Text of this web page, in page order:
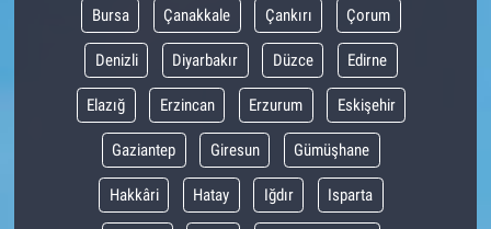
Bursa Çanakkale Çankırı Çorum
Denizli Diyarbakır Düzce Edirne
Elazığ Erzincan Erzurum Eskişehir
Gaziantep Giresun Gümüşhane
Hakkâri Hatay Iğdır Isparta